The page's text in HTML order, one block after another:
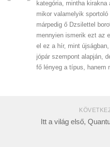
kategória, mintha
mikor valamelyik
márpedig ő Dzsilettel
mennyien ismerik ezt az
el ez a hír, mint
jópár szempont alapján,
fő lényeg a típus, hanem
Itt a világ első,